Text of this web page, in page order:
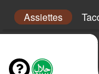
Assiettes